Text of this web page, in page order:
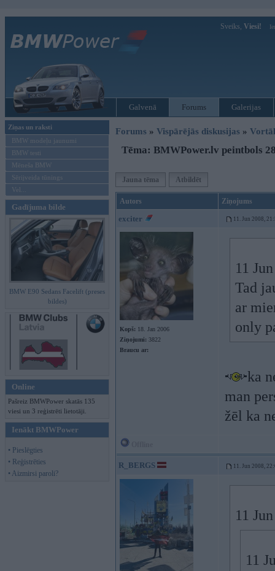
Sveiks, Viesi!
Galvenā Forums Galerijas
Ziņas un raksti
BMW modeļu jaunumi
BMW testi
Mēneša BMW
Sērijveida tūnings
Vel...
Gadījuma bilde
BMW E90 Sedans Facelift (preses
bildes)
Online
Pašreiz BMWPower skatās 135
viesi un 3 reģistrēti lietotāji.
Ienākt BMWPower
• Pieslēgties
• Reģistrēties
• Aizmirsi paroli?
Forums » Vispārējās diskusijas »
Tēma: BMWPower.lv peintbols
Jauna tēma Atbildēt
Autors Ziņojums
exciter 11. Jun 2008,
Kopš: 18. Jan 2006
Ziņojumi: 3822
Braucu ar:
11
Tad
ar
only
ka
man
žēl ka
R_BERGS 11. Jun 2008,
11
11